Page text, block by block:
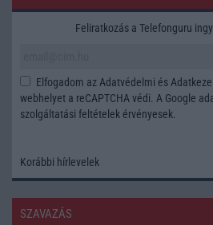
Feliratkozás a Telefonguru
Elfogadom az Adatvédelmi és
webhelyet a reCAPTCHA védi. A Google
szolgáltatási feltételek érvényesek.
Korábbi hírlevelek
SZAVAZÁS